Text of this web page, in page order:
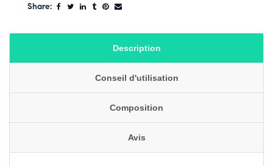
Share:
Description
Conseil d'utilisation
Composition
Avis